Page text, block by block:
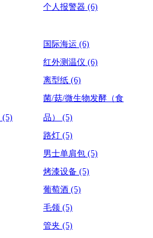
个人报警器 (6)
国际海运 (6)
红外测温仪 (6)
离型纸 (6)
(5)
菌/菇/微生物发酵（食
品） (5)
路灯 (5)
男士单肩包 (5)
烤漆设备 (5)
葡萄酒 (5)
毛领 (5)
管夹 (5)